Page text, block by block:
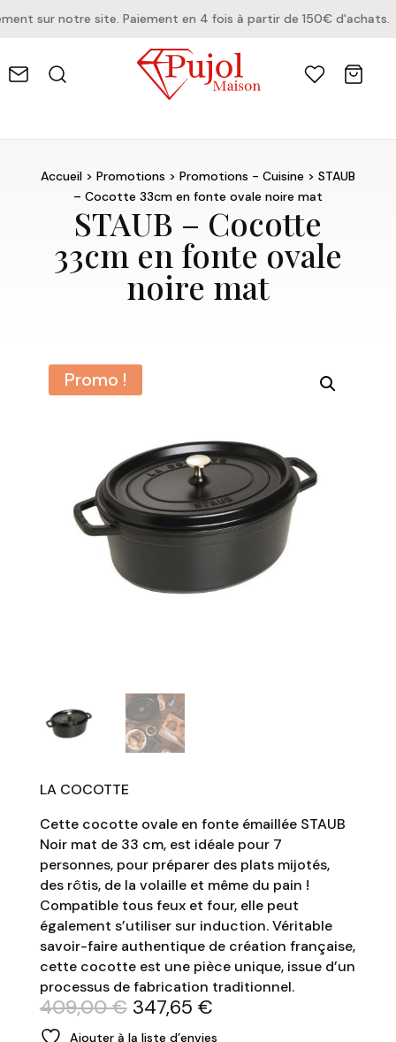
sur notre site. Paiement en 4 fois à partir de 150€ d'achats.
Accueil> Promotions > Promotions - Cuisine> STAUB
– Cocotte 33cm en fonte ovale noire mat
STAUB – Cocotte
33cm en fonte ovale
noire mat
Promo !
LA COCOTTE
Cette cocotte ovale en fonte émaillée STAUB
Noir mat de 33 cm, est idéale pour 7
personnes, pour préparer des plats mijotés,
des rôtis, de la volaille et même du pain !
Compatible tous feux et four, elle peut
également s’utiliser sur induction. Véritable
savoir-faire authentique de création française,
cette cocotte est une pièce unique, issue d’un
processus de fabrication traditionnel.
409,00€ Le
prix
347,65 €Le
Ajouter à la liste d’envies